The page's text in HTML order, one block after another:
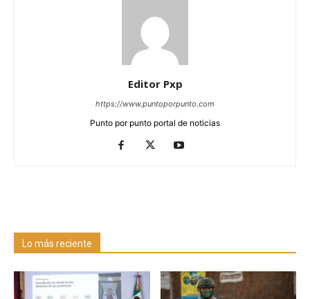
Editor Pxp
https://www.puntoporpunto.com
Punto por punto portal de noticias
Lo más reciente